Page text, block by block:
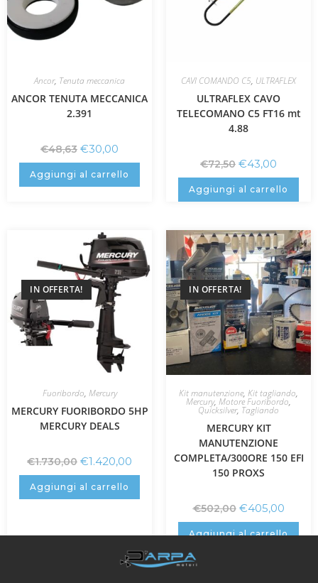
Ancor, Tenuta meccanica
ANCOR TENUTA MECCANICA
2.391
€48,63 €30,00
Aggiungi al carrello
CAVI COMANDO C5, ULTRAFLEX
ULTRAFLEX CAVO
TELECOMANO C5 FT16 mt
4.88
€72,50 €43,00
Aggiungi al carrello
IN OFFERTA!
Fuoribordo, Mercury
MERCURY FUORIBORDO 5HP
MERCURY DEALS
€1.730,00 €1.420,00
Aggiungi al carrello
IN OFFERTA!
Kit manutenzione, Kit tagliando,
Mercury, Motore Fuoribordo,
Quicksilver, Tagliando
MERCURY KIT
MANUTENZIONE
COMPLETA/300ORE 150 EFI
150 PROXS
€502,00 €405,00
Aggiungi al carrello